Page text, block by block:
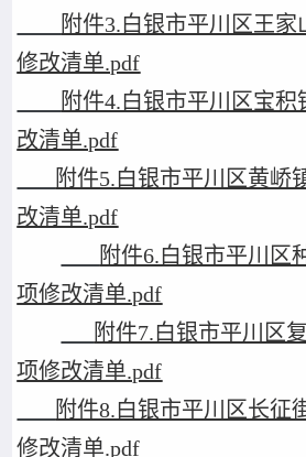
附件3.白银市平川区王
修改清单.pdf
附件4.白银市平川区宝
改清单.pdf
附件5.白银市平川区黄峤
改清单.pdf
附件6.白银市平川区
项修改清单.pdf
附件7.白银市平川区
项修改清单.pdf
附件8.白银市平川区长征
修改清单.pdf